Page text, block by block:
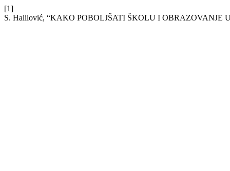
[1]
S. Halilović, “KAKO POBOLJŠATI ŠKOLU I OBRAZOVANJE